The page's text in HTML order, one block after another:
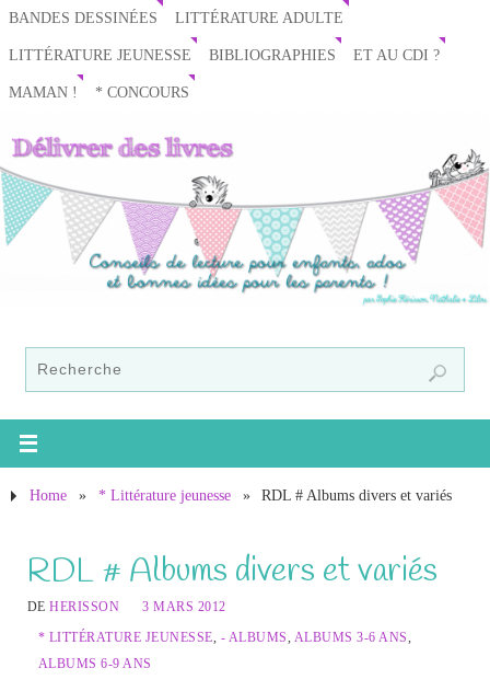
BANDES DESSINÉES LITTÉRATURE ADULTE
LITTÉRATURE JEUNESSE BIBLIOGRAPHIES ET AU CDI ?
MAMAN ! * CONCOURS
Home » * Littérature jeunesse » RDL # Albums divers et variés
RDL # Albums divers et variés
DEHERISSON
3 MARS 2012
* LITTÉRATURE JEUNESSE, - ALBUMS, ALBUMS 3-6 ANS,
ALBUMS 6-9 ANS